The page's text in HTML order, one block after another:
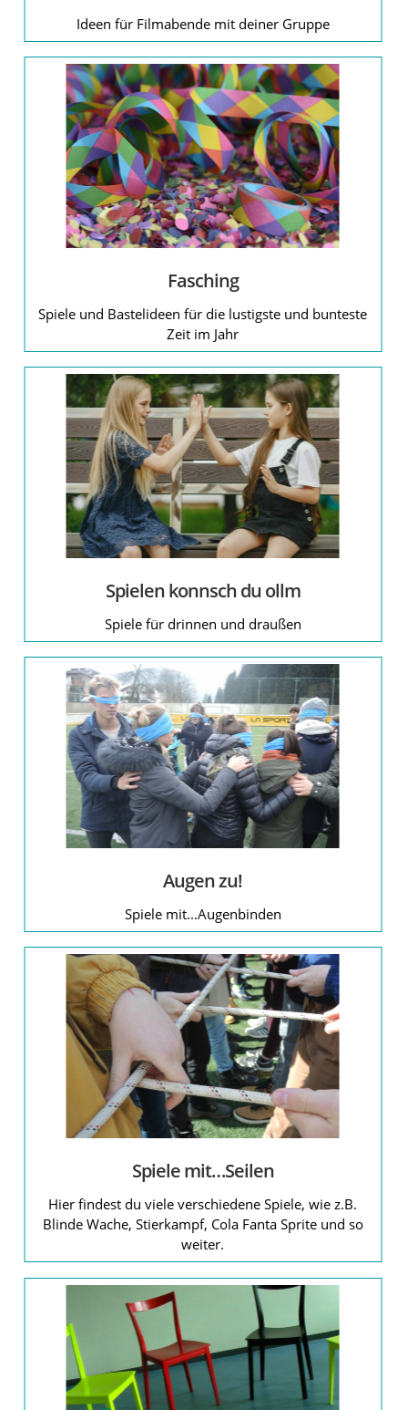
Ostern
Partizipation
religiöse Feier
Solidarität
Sommer
Tod und Trauer
Winter
Ideen für Filmabende mit deiner Gruppe
Fasching
Spiele und Bastelideen für die lustigste und bunteste
Zeit im Jahr
Spielen konnsch du ollm
Spiele für drinnen und draußen
Augen zu!
Spiele mit...Augenbinden
Spiele mit…Seilen
Hier findest du viele verschiedene Spiele, wie z.B.
Blinde Wache, Stierkampf, Cola Fanta Sprite und so
weiter.